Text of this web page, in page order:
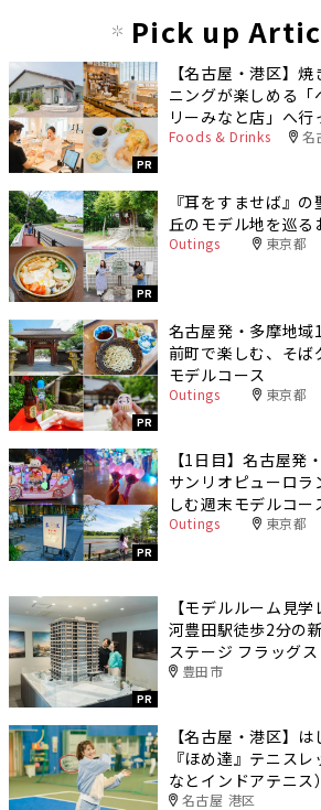
Pick up
PR
【名古屋・港区】
ニングが楽しめる「
リーみなと店」へ行
Foods & Drinks 名
PR
『耳をすませば』
丘のモデル地を巡る
Outings 東京都
PR
名古屋発・多摩地
前町で楽しむ、そ
モデルコース
Outings 東京都
PR
【1日目】名古屋発
サンリオピューロ
しむ週末モデルコー
Outings 東京都
PR
【モデルルーム見
河豊田駅徒歩2分の
ステージ フラッグス
豊田市
【名古屋・港区】
『ほめ達』テニス
なとインドアテニス）
名古屋 港区